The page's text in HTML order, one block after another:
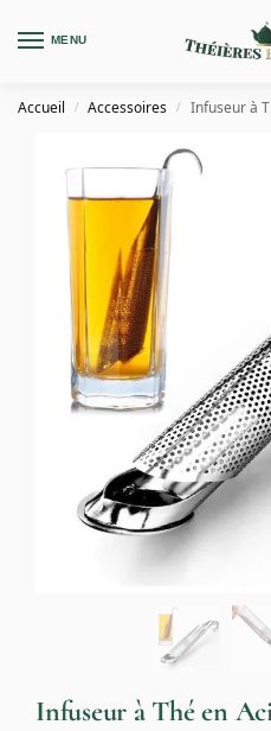
MENU
Accueil / Accessoires / Infuseur à
Infuseur à Thé en